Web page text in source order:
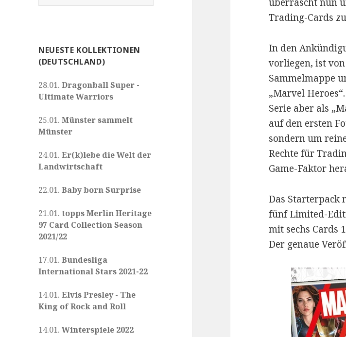
nach:
NEUESTE KOLLEKTIONEN
(DEUTSCHLAND)
28.01.Dragonball Super -
Ultimate Warriors
25.01.Münster sammelt
Münster
24.01.Er(k)lebe die Welt der
Landwirtschaft
22.01.Baby born Surprise
21.01.topps Merlin Heritage
97 Card Collection Season
2021/22
17.01.Bundesliga
International Stars 2021-22
14.01.Elvis Presley - The
King of Rock and Roll
14.01.Winterspiele 2022
Trading-Cards
In den
vorliegen, ist
Sammelmappe
„Marvel
Serie aber als
auf den ersten
sondern um
Rechte für
Game-Faktor
Das Starterpack
fünf Limited-
mit sechs Cards
Der genaue